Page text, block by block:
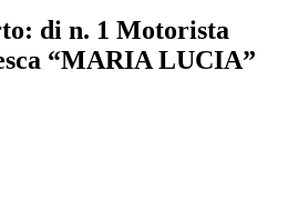
di n. 1 Motorista
“MARIA LUCIA”